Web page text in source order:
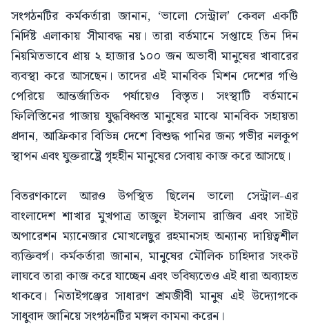
সংগঠনটির কর্মকর্তারা জানান, ‘ভালো সেন্ট্রাল’ কেবল একটি
নির্দিষ্ট এলাকায় সীমাবদ্ধ নয়। তারা বর্তমানে সপ্তাহে তিন দিন
নিয়মিতভাবে প্রায় ২ হাজার ১০০ জন অভাবী মানুষের খাবারের
ব্যবস্থা করে আসছেন। তাদের এই মানবিক মিশন দেশের গণ্ডি
পেরিয়ে আন্তর্জাতিক পর্যায়েও বিস্তৃত। সংস্থাটি বর্তমানে
ফিলিস্তিনের গাজায় যুদ্ধবিধ্বস্ত মানুষের মাঝে মানবিক সহায়তা
প্রদান, আফ্রিকার বিভিন্ন দেশে বিশুদ্ধ পানির জন্য গভীর নলকূপ
স্থাপন এবং যুক্তরাষ্ট্রে গৃহহীন মানুষের সেবায় কাজ করে আসছে।
বিতরণকালে আরও উপস্থিত ছিলেন ভালো সেন্ট্রাল-এর
বাংলাদেশ শাখার মুখপাত্র তাজুল ইসলাম রাজিব এবং সাইট
অপারেশন ম্যানেজার মোখলেছুর রহমানসহ অন্যান্য দায়িত্বশীল
ব্যক্তিবর্গ। কর্মকর্তারা জানান, মানুষের মৌলিক চাহিদার সংকট
লাঘবে তারা কাজ করে যাচ্ছেন এবং ভবিষ্যতেও এই ধারা অব্যাহত
থাকবে। নিতাইগঞ্জের সাধারণ শ্রমজীবী মানুষ এই উদ্যোগকে
সাধুবাদ জানিয়ে সংগঠনটির মঙ্গল কামনা করেন।